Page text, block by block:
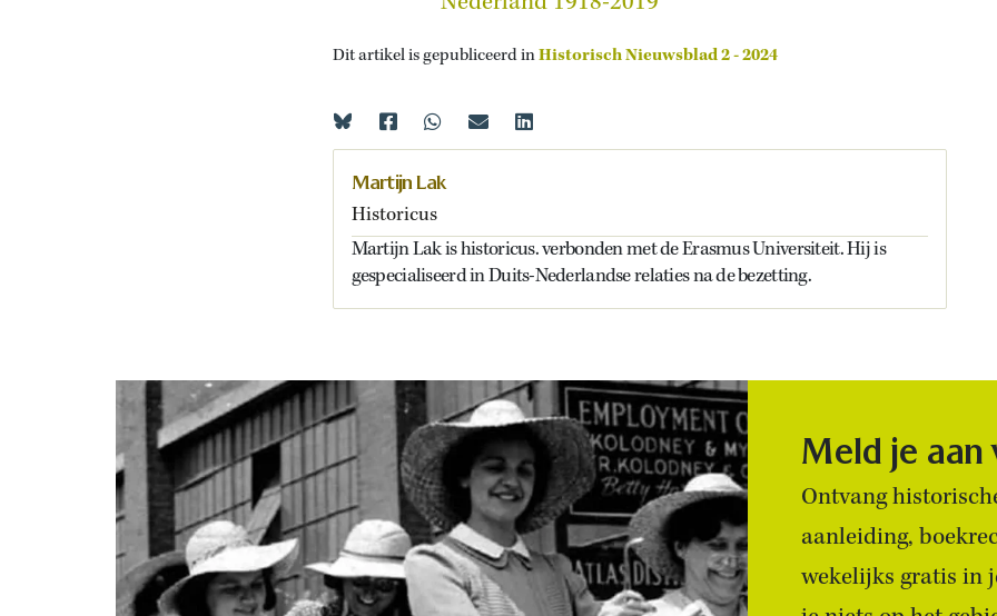
Dit artikel is gepubliceerd inHistorisch Nieuwsblad 2 - 2024
Martijn Lak
Historicus
Martijn Lak is historicus. verbonden met de Erasmus Universiteit. Hij is
gespecialiseerd in Duits-Nederlandse relaties na de bezetting.
Meld je
Ontvang
aanleiding,
wekelijks gratis in